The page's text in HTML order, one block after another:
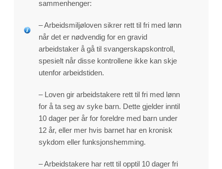
sammenhenger:
– Arbeidsmiljøloven sikrer rett til fri med lønn
når det er nødvendig for en gravid
arbeidstaker å gå til svangerskapskontroll,
spesielt når disse kontrollene ikke kan skje
utenfor arbeidstiden.
– Loven gir arbeidstakere rett til fri med lønn
for å ta seg av syke barn. Dette gjelder inntil
10 dager per år for foreldre med barn under
12 år, eller mer hvis barnet har en kronisk
sykdom eller funksjonshemming.
– Arbeidstakere har rett til opptil 10 dager fri